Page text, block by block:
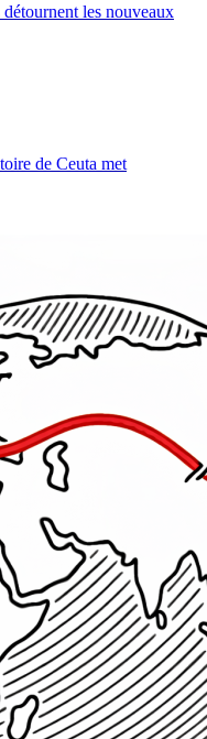
les nouveaux
de Ceuta met